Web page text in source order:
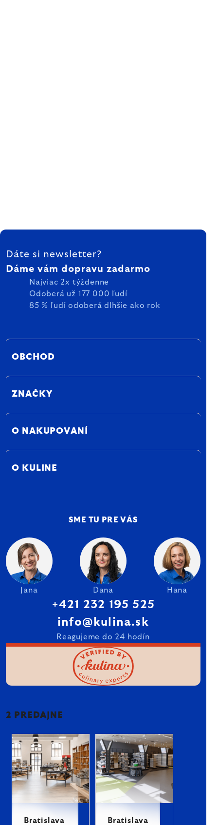
ZÁPÄTIE
Dáte si newsletter?
Dáme vám dopravu zadarmo
Najviac 2x týždenne
Odoberá už 177 000 ľudí
85 % ľudí odoberá dlhšie ako rok
OBCHOD
ZNAČKY
O NAKUPOVANÍ
O KULINE
SME TU PRE VÁS
Jana Dana Hana
+421 232 195 525
info@kulina.sk
Reagujeme do 24 hodín
2 PREDAJNE
Bratislava Bratislava